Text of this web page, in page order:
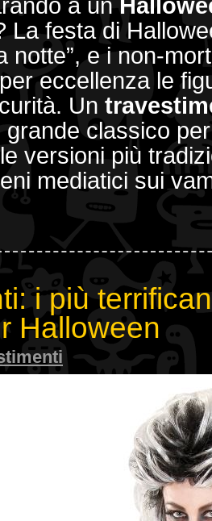
a un
La festa di
notte”, e i non-
eccellenza le
Un
classico
versioni più
mediatici sui
i più
Halloween